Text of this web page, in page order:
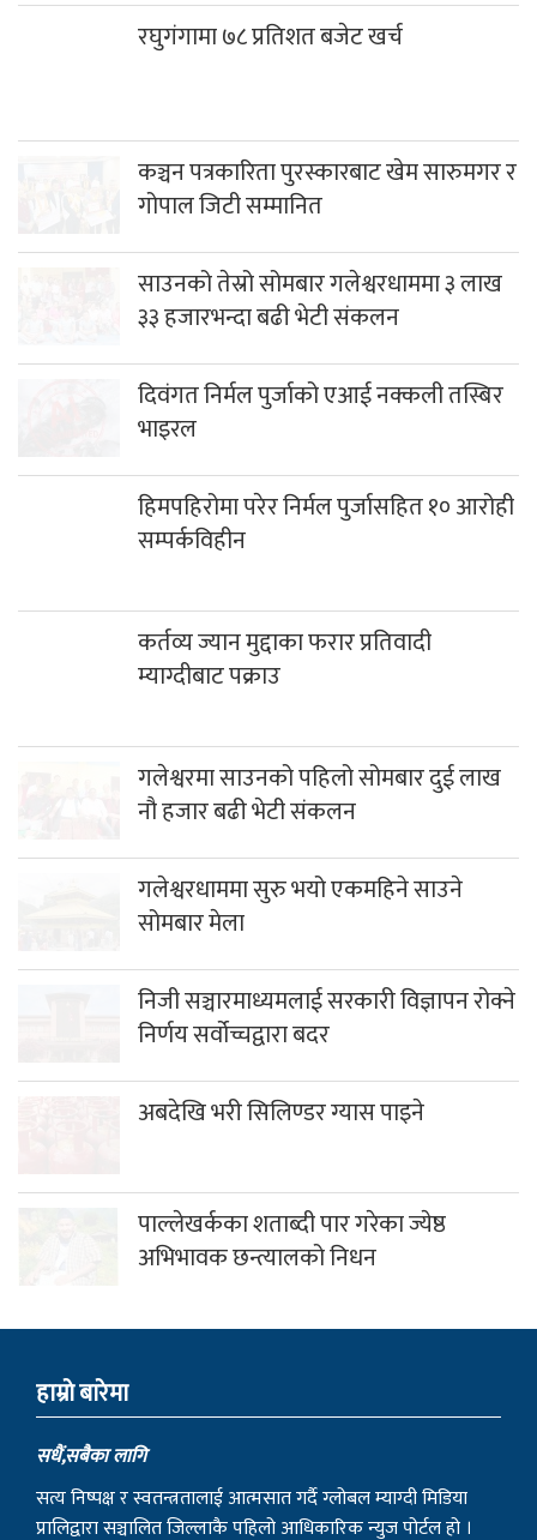
रघुगंगामा ७८ प्रतिशत बजेट खर्च
कञ्चन पत्रकारिता पुरस्कारबाट खेम सारुमगर र
गोपाल जिटी सम्मानित
साउनको तेस्रो सोमबार गलेश्वरधाममा ३ लाख
३३ हजारभन्दा बढी भेटी संकलन
दिवंगत निर्मल पुर्जाको एआई नक्कली तस्बिर
भाइरल
हिमपहिरोमा परेर निर्मल पुर्जासहित १० आरोही
सम्पर्कविहीन
कर्तव्य ज्यान मुद्दाका फरार प्रतिवादी म्याग्दीबाट पक्राउ
गलेश्वरमा साउनको पहिलो सोमबार दुई लाख
नौ हजार बढी भेटी संकलन
गलेश्वरधाममा सुरु भयो एकमहिने साउने
निजी सञ्चारमाध्यमलाई सरकारी विज्ञापन रोक्ने
निर्णय सर्वोच्चद्वारा बदर
अबदेखि भरी सिलिण्डर ग्यास पाइने
पाल्लेखर्कका शताब्दी पार गरेका ज्येष्ठ
अभिभावक छन्त्यालको निधन